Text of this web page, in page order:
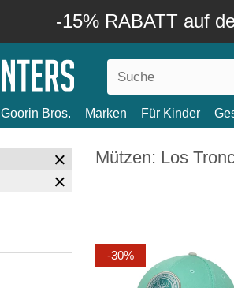
-15% RABATT auf
Goorin Bros. Marken Für Kinder
Mützen: Los
-30%